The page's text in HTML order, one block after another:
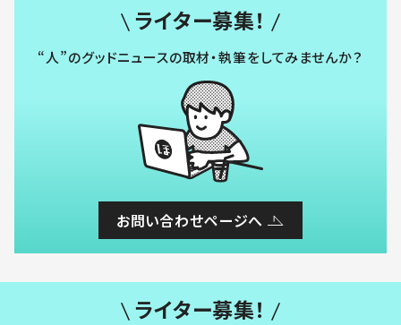
ライター募集！
“人”のグッドニュースの取材・執筆をしてみませんか？
お問い合わせページへ
ライター募集！